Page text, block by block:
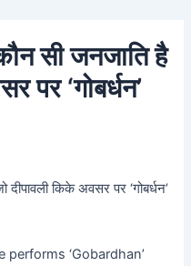
सी जनजाति है
पर ‘गोबर्धन’
किके अवसर पर ‘गोबर्धन’
‘Gobardhan’